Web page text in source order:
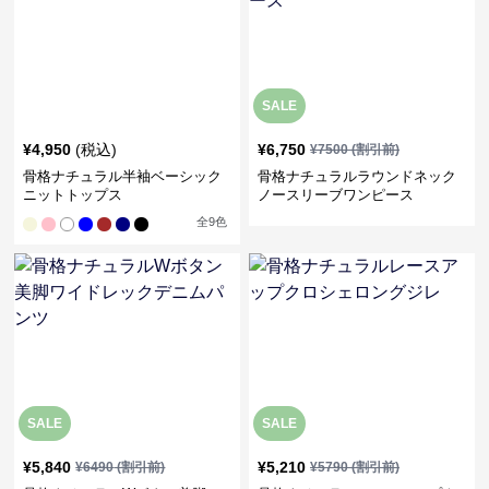
¥4,950 (税込)
骨格ナチュラル半袖ベーシック
ニットトップス
全9色
SALE
¥6,750 ¥7500(割引前)
骨格ナチュラルラウンドネック
ノースリーブワンピース
SALE
¥5,840 ¥6490(割引前)
SALE
¥5,210 ¥5790(割引前)